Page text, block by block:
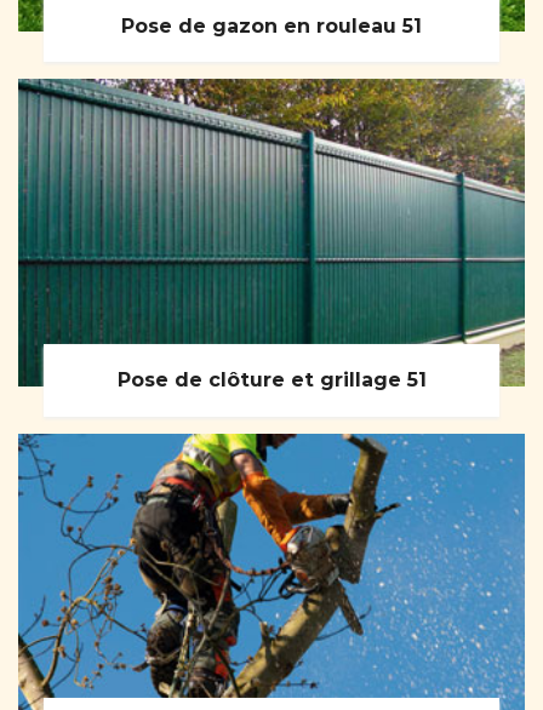
Pose de gazon en rouleau 51
Pose de clôture et grillage 51